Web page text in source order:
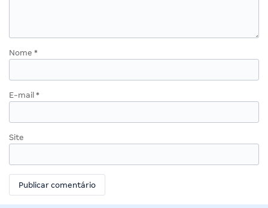
Nome *
E-mail *
Site